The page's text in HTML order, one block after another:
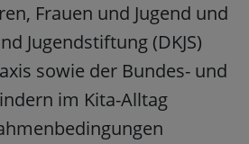
Frauen und Jugend und
Jugendstiftung (DKJS)
sowie der Bundes- und
im Kita-Alltag